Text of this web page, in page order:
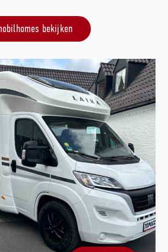
bekijken